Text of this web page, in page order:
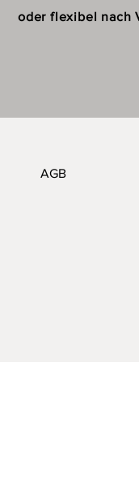
oder flexibel nach
AGB